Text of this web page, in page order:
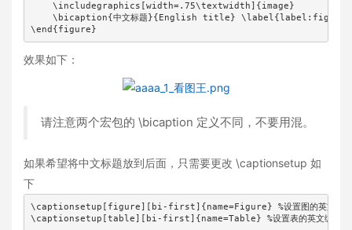
\includegraphics[width=.75\textwidth]{image}
\bicaption{中文标题}{English title} \label{label:figxx}
\end{figure}
效果如下：
请注意两个宏包的 \bicaption 定义不同，不要用混。
如果希望将中文标题放到后面，只需要更改 \captionsetup 如
下
\captionsetup[figure][bi-first]{name=Figure} %设置图的英文编号
\captionsetup[table][bi-first]{name=Table} %设置表的英文编号前